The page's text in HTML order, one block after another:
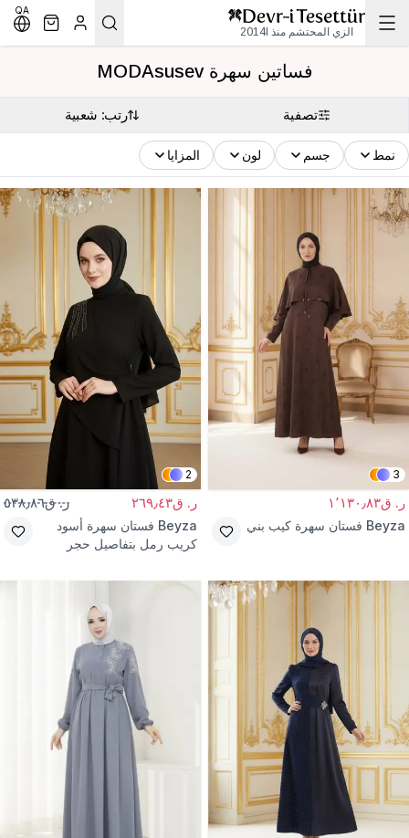
الزي المحتشم منذ 2014l
QA
فساتين سهرة MODAsusev
تصفية رتب: شعبية
نمط جسم لون المزايا
3
ر. ق١٬١٣٠٫٨٣
Beyza فستان سهرة كيب بني
2
ر. ق٢٦٩٫٤٣ ر. ق٥٣٨٫٨٦
Beyza فستان سهرة أسود
كريب رمل بتفاصيل حجر